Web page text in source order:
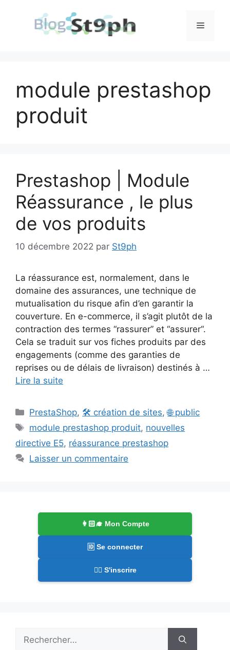
Menu
module prestashop
produit
Prestashop | Module
Réassurance , le plus
de vos produits
10 décembre 2022 par St9ph
La réassurance est, normalement, dans le
domaine des assurances, une technique de
mutualisation du risque afin d’en garantir la
couverture. En e-commerce, il s’agit plutôt de la
contraction des termes “rassurer” et “assurer“.
Cela se traduit sur vos fiches produits par des
engagements (comme des garanties de
reprises ou de délais de livraison) destinés à …
Lire la suite
Catégories
PrestaShop, 🛠️ création de sites,🌐 public
Étiquettes
module prestashop produit, nouvelles
directive E5, réassurance prestashop
Laisser un commentaire
👩🏻‍🎓 Mon Compte
🆔 Se connecter
✍🏻 S'inscrire